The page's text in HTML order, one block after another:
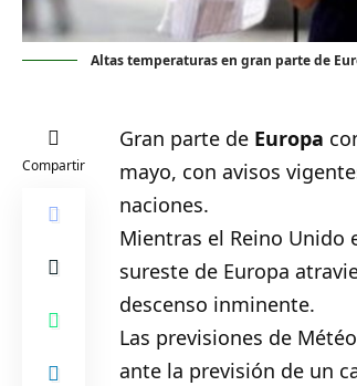
Altas temperaturas en gran parte de
Compartir
Gran parte de Europa
mayo, con avisos
naciones.
Mientras el Reino
sureste de Europa
descenso inminente.
Las previsiones de
ante la previsión de un